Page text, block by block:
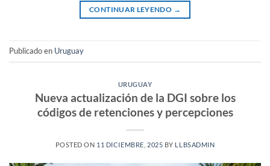
CONTINUAR LEYENDO →
Publicado en Uruguay
URUGUAY
Nueva actualización de la DGI sobre los
códigos de retenciones y percepciones
POSTED ON 11 DICIEMBRE, 2025 BY LLBSADMIN